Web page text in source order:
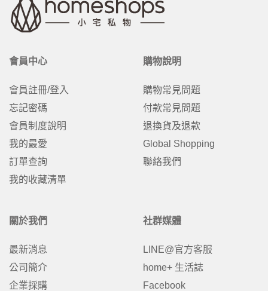
會員中心
會員註冊/登入
忘記密碼
會員制度說明
我的最愛
訂單查詢
我的收藏清單
購物說明
購物常見問題
付款常見問題
退換貨及退款
Global Shopping
聯絡我們
關於我們
最新消息
公司簡介
企業採購
社群媒體
LINE@官方客服
home+ 生活誌
Facebook